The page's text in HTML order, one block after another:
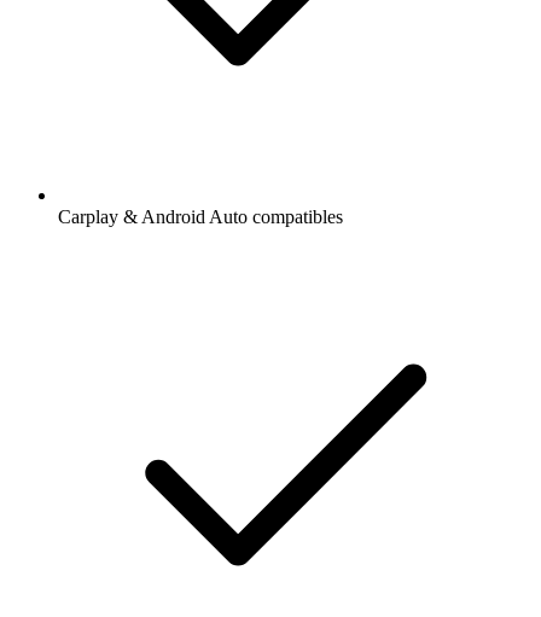
Carplay & Android Auto compatibles